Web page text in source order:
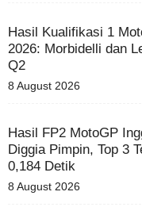
Hasil Kualifikasi 1
2026: Morbidelli dan
Q2
8 August 2026
Hasil FP2 MotoGP
Diggia Pimpin, Top 3
0,184 Detik
8 August 2026